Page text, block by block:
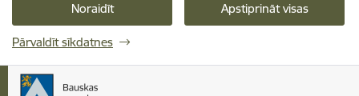
Noraidīt Apstiprināt visas
Pārvaldīt sīkdatnes